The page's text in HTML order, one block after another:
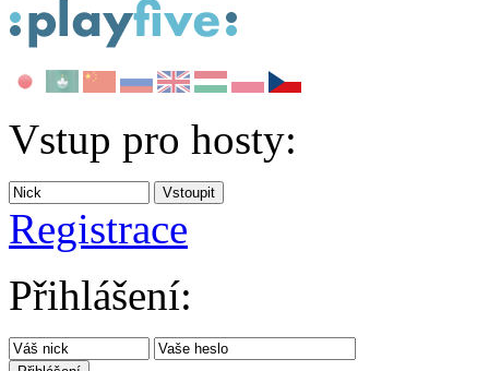
Vstup pro hosty:
Registrace
Přihlášení: